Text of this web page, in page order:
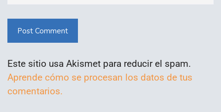
Post Comment
Este sitio usa Akismet para reducir el spam.
Aprende cómo se procesan los datos de tus
comentarios.